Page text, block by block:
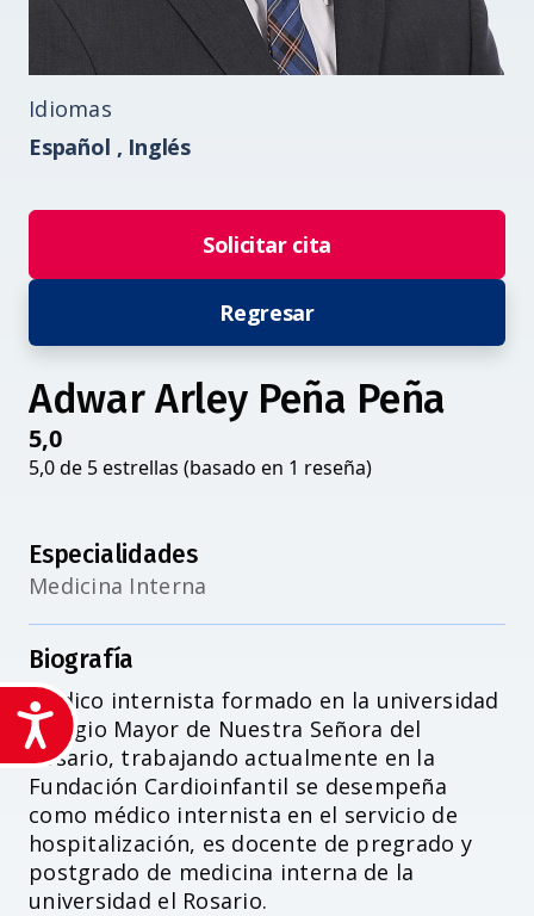
Accesibilidad
Idiomas
Español , Inglés
Solicitar cita
Regresar
Adwar Arley Peña Peña
5,0
5,0 de 5 estrellas (basado en 1 reseña)
Especialidades
Medicina Interna
Biografía
Médico internista formado en la universidad
Colegio Mayor de Nuestra Señora del
Rosario, trabajando actualmente en la
Fundación Cardioinfantil se desempeña
como médico internista en el servicio de
hospitalización, es docente de pregrado y
postgrado de medicina interna de la
universidad el Rosario.